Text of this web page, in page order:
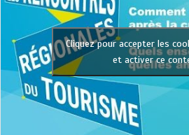
Cliquez pour accepter les
et activer ce